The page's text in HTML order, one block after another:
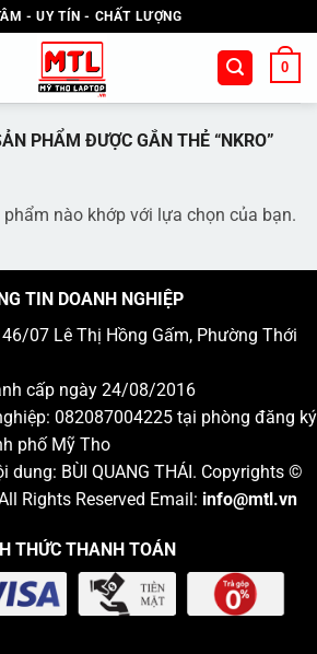
- UY TÍN - CHẤT LƯỢNG
0
PHẨM ĐƯỢC GẮN THẺ “NKRO”
nào khớp với lựa chọn của bạn.
TIN DOANH NGHIỆP
07 Lê Thị Hồng Gấm, Phường Thới
cấp ngày 24/08/2016
082087004225 tại phòng đăng ký
phố Mỹ Tho
dung: BÙI QUANG THÁI. Copyrights ©
Rights Reserved Email: info@mtl.vn
THỨC THANH TOÁN